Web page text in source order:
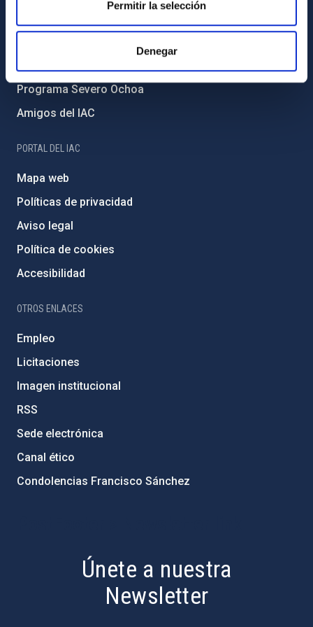
Permitir la selección
Denegar
Programa Severo Ochoa
Amigos del IAC
PORTAL DEL IAC
Mapa web
Políticas de privacidad
Aviso legal
Política de cookies
Accesibilidad
OTROS ENLACES
Empleo
Licitaciones
Imagen institucional
RSS
Sede electrónica
Canal ético
Condolencias Francisco Sánchez
Únete a nuestra
Newsletter